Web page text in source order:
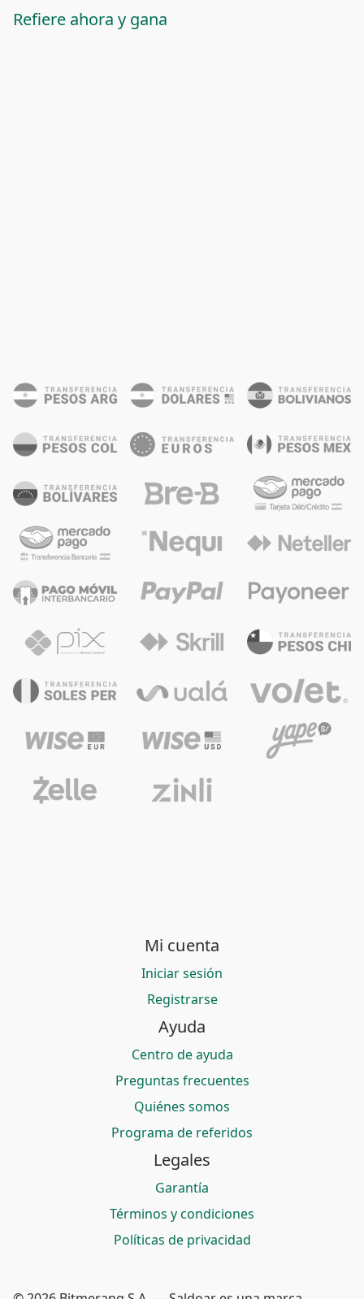
Refiere ahora y gana
Mi cuenta
Iniciar sesión
Registrarse
Ayuda
Centro de ayuda
Preguntas frecuentes
Quiénes somos
Programa de referidos
Legales
Garantía
Términos y condiciones
Políticas de privacidad